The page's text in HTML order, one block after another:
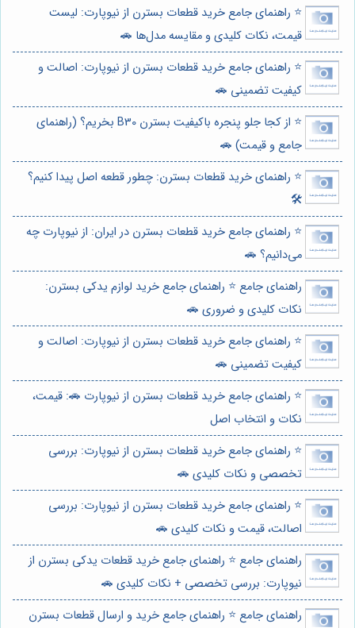
⭐️ راهنمای جامع خرید قطعات بسترن از نیوپارت: لیست
قیمت، نکات کلیدی و مقایسه مدل‌ها 🚗
⭐️ راهنمای جامع خرید قطعات بسترن از نیوپارت: اصالت و
کیفیت تضمینی 🚗
⭐️ از کجا جلو پنجره باکیفیت بسترن B30 بخریم؟ (راهنمای
جامع و قیمت) 🚗
⭐️ راهنمای خرید قطعات بسترن: چطور قطعه اصل پیدا کنیم؟
🛠️
⭐️ راهنمای جامع خرید قطعات بسترن در ایران: از نیوپارت چه
می‌دانیم؟ 🚗
راهنمای جامع ⭐️ راهنمای جامع خرید لوازم یدکی بسترن:
نکات کلیدی و ضروری 🚗
⭐️ راهنمای جامع خرید قطعات بسترن از نیوپارت: اصالت و
کیفیت تضمینی 🚗
⭐️ راهنمای جامع خرید قطعات بسترن از نیوپارت 🚗: قیمت،
نکات و انتخاب اصل
⭐️ راهنمای جامع خرید قطعات بسترن از نیوپارت: بررسی
تخصصی و نکات کلیدی 🚗
⭐️ راهنمای جامع خرید قطعات بسترن از نیوپارت: بررسی
اصالت، قیمت و نکات کلیدی 🚗
راهنمای جامع ⭐️ راهنمای جامع خرید قطعات یدکی بسترن از
نیوپارت: بررسی تخصصی + نکات کلیدی 🚗
راهنمای جامع ⭐️ راهنمای جامع خرید و ارسال قطعات بسترن